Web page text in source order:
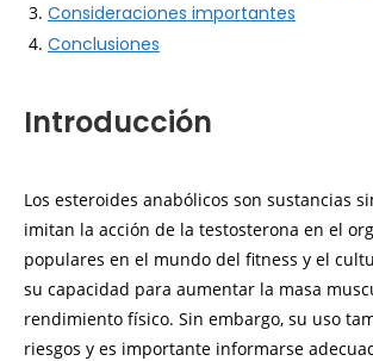
Consideraciones importantes
Conclusiones
Introducción
Los esteroides anabólicos son sustancias
imitan la acción de la testosterona en el
populares en el mundo del fitness y el
su capacidad para aumentar la masa
rendimiento físico. Sin embargo, su uso
riesgos y es importante informarse